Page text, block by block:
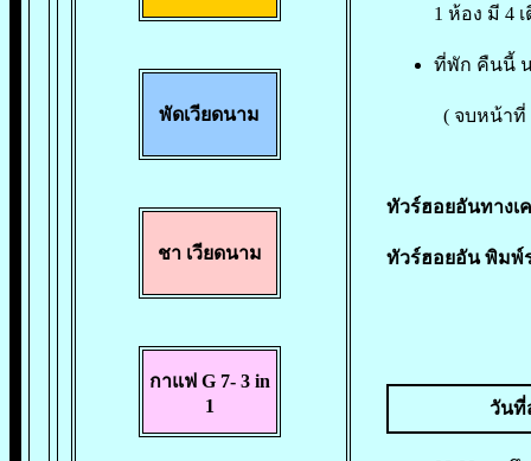
พัดเวียดนาม
ชา เวียดนาม
กาแฟ G 7- 3 in
1
1 ห้อง มี 4
ที่พัก คืนนี้
( จบหน้าที่
ทัวร์ฮอยอันทางเ
ทัวร์ฮอยอัน พิมพ์
วันที่